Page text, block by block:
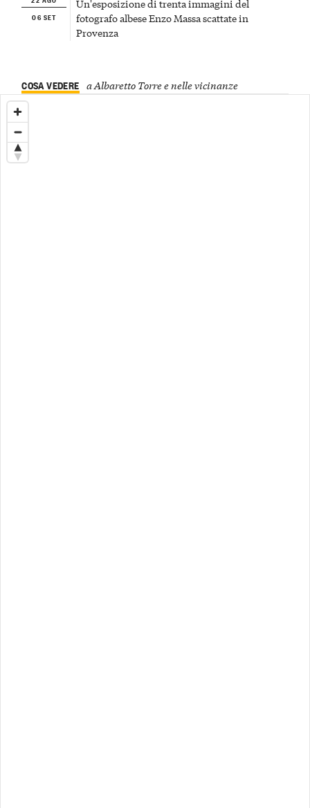
06 SET
Un'esposizione di trenta immagini del
fotografo albese Enzo Massa scattate in
Provenza
COSA VEDERE a Albaretto Torre e nelle vicinanze